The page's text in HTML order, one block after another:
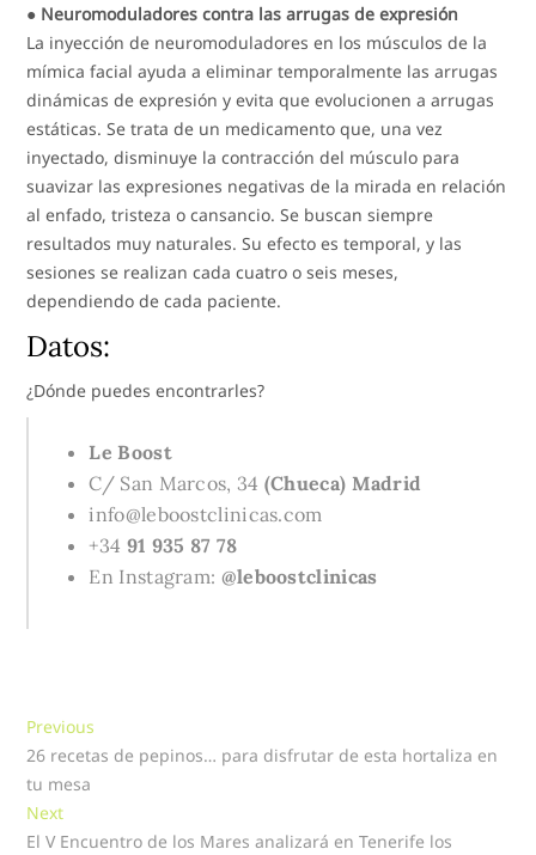
● Neuromoduladores contra las arrugas de expresión
La inyección de neuromoduladores en los músculos de la
mímica facial ayuda a eliminar temporalmente las arrugas
dinámicas de expresión y evita que evolucionen a arrugas
estáticas. Se trata de un medicamento que, una vez
inyectado, disminuye la contracción del músculo para
suavizar las expresiones negativas de la mirada en relación
al enfado, tristeza o cansancio. Se buscan siempre
resultados muy naturales. Su efecto es temporal, y las
sesiones se realizan cada cuatro o seis meses,
dependiendo de cada paciente.
Datos:
¿Dónde puedes encontrarles?
Le Boost
C/ San Marcos, 34 (Chueca) Madrid
info@leboostclinicas.com
+34 91 935 87 78
En Instagram: @leboostclinicas
Navegación
de
entradas
Previous
post:
26 recetas de pepinos… para disfrutar de esta hortaliza en
tu mesa
NextNext
post:
El V Encuentro de los Mares analizará en Tenerife los